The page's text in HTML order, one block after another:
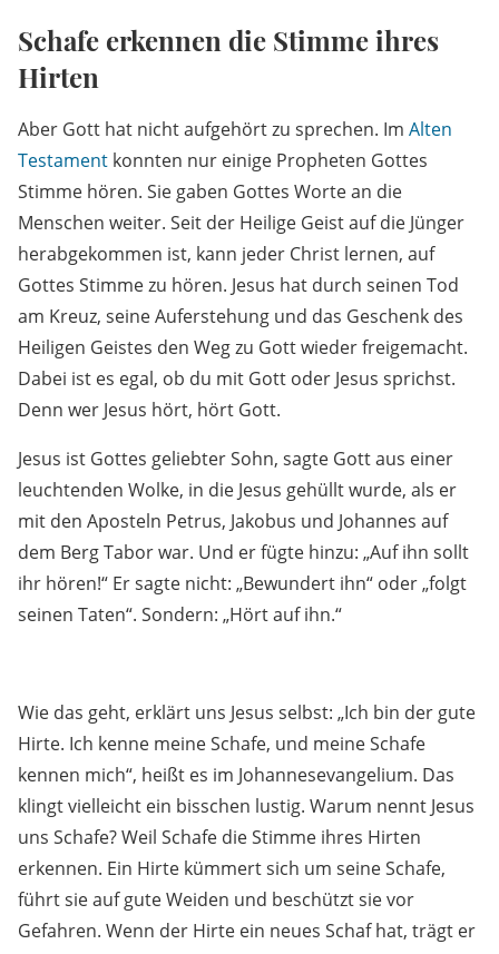
Schafe erkennen die Stimme ihres
Hirten
Aber Gott hat nicht aufgehört zu sprechen. Im Alten
Testament konnten nur einige Propheten Gottes
Stimme hören. Sie gaben Gottes Worte an die
Menschen weiter. Seit der Heilige Geist auf die Jünger
herabgekommen ist, kann jeder Christ lernen, auf
Gottes Stimme zu hören. Jesus hat durch seinen Tod
am Kreuz, seine Auferstehung und das Geschenk des
Heiligen Geistes den Weg zu Gott wieder freigemacht.
Dabei ist es egal, ob du mit Gott oder Jesus sprichst.
Denn wer Jesus hört, hört Gott.
Jesus ist Gottes geliebter Sohn, sagte Gott aus einer
leuchtenden Wolke, in die Jesus gehüllt wurde, als er
mit den Aposteln Petrus, Jakobus und Johannes auf
dem Berg Tabor war. Und er fügte hinzu: „Auf ihn sollt
ihr hören!“ Er sagte nicht: „Bewundert ihn“ oder „folgt
seinen Taten“. Sondern: „Hört auf ihn.“
Wie das geht, erklärt uns Jesus selbst: „Ich bin der gute
Hirte. Ich kenne meine Schafe, und meine Schafe
kennen mich“, heißt es im Johannesevangelium. Das
klingt vielleicht ein bisschen lustig. Warum nennt Jesus
uns Schafe? Weil Schafe die Stimme ihres Hirten
erkennen. Ein Hirte kümmert sich um seine Schafe,
führt sie auf gute Weiden und beschützt sie vor
Gefahren. Wenn der Hirte ein neues Schaf hat, trägt er